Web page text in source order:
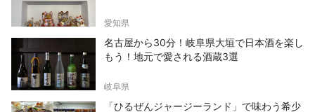
愛知県
名古屋から30分！岐阜県大垣で日本酒を楽し
もう！地元で愛される酒蔵3選
岐阜県
「ひるぜんジャージーランド」で味わう希少